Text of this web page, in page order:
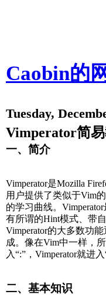
Caobin的
Tuesday,
Vimperator简
一、简介
Vimperator是Mozilla
用户提供了类似于Vim
的学习曲线。
有所谓的Hint模式、带
Vimperator的大多数功
成。像在Vim中一样，
入“:”，Vimperator就进
二、基本知识